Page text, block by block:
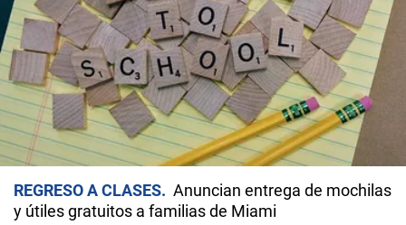
REGRESO A CLASES
Anuncian entrega de mochilas
y útiles gratuitos a familias de Miami